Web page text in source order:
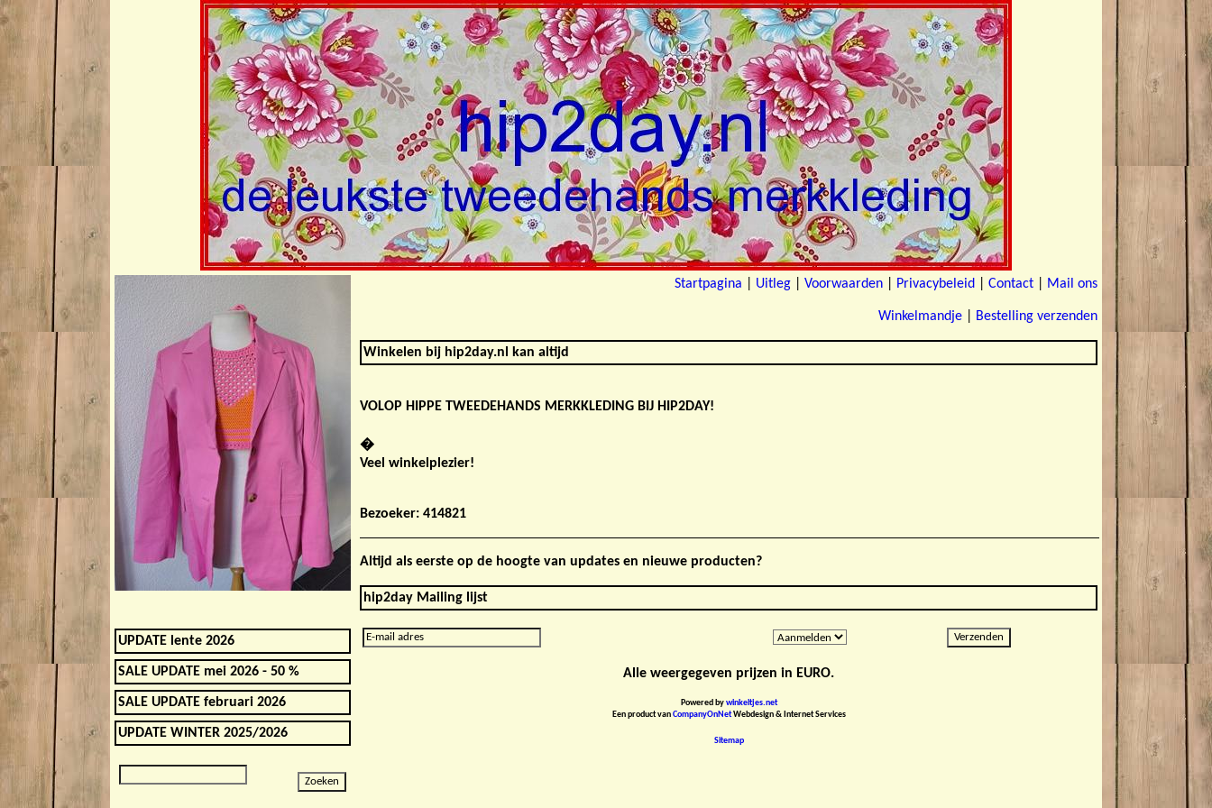
UPDATE lente 2026
SALE UPDATE mei 2026 - 50 %
SALE UPDATE februari 2026
UPDATE WINTER 2025/2026
Startpagina Uitleg Voorwaarden Privacybeleid Contact Mail ons
Winkelmandje Bestelling verzenden
Winkelen bij hip2day.nl kan altijd
VOLOP HIPPE TWEEDEHANDS MERKKLEDING BIJ HIP2DAY!
�
Veel winkelplezier!
Bezoeker: 414821
Altijd als eerste op de hoogte van updates en nieuwe producten?
hip2day Mailing lijst
Alle weergegeven prijzen in EURO.
Powered bywinkeltjes.net
Een product vanCompanyOnNetWebdesign & Internet Services
Sitemap